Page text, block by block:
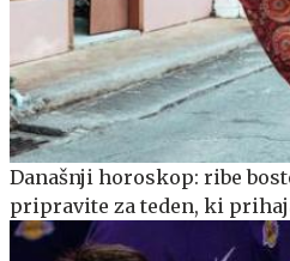
Današnji horoskop: ribe
pripravite za teden, ki